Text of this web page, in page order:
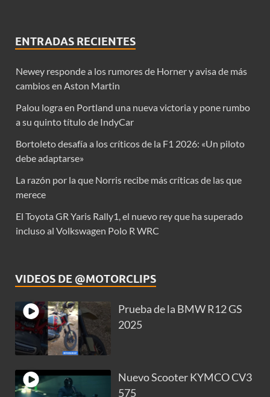
ENTRADAS RECIENTES
Newey responde a los rumores de Horner y avisa de más
cambios en Aston Martin
Palou logra en Portland una nueva victoria y pone rumbo
a su quinto título de IndyCar
Bortoleto desafía a los críticos de la F1 2026: «Un piloto
debe adaptarse»
La razón por la que Norris recibe más críticas de las que
merece
El Toyota GR Yaris Rally1, el nuevo rey que ha superado
incluso al Volkswagen Polo R WRC
VIDEOS DE @MOTORCLIPS
Prueba de la BMW R12 GS
2025
Nuevo Scooter KYMCO CV3
575